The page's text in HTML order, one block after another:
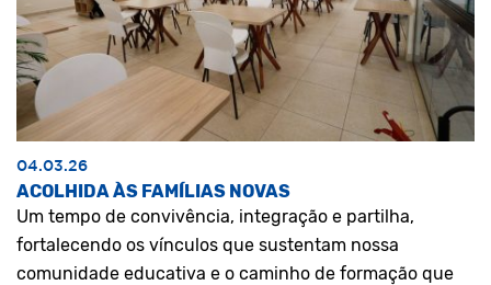
04.03.26
ACOLHIDA ÀS FAMÍLIAS NOVAS
Um tempo de convivência, integração e partilha,
fortalecendo os vínculos que sustentam nossa
comunidade educativa e o caminho de formação que